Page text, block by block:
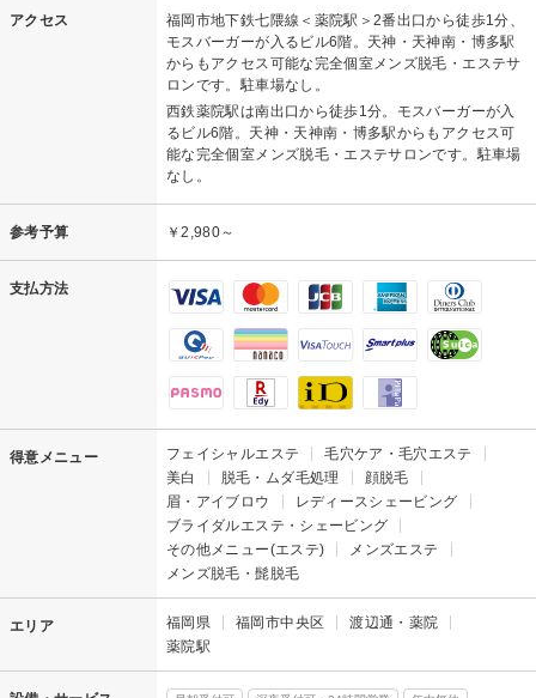
アクセス
福岡市地下鉄七隈線＜薬院駅＞2番出口から徒歩1分、
モスバーガーが入るビル6階。天神・天神南・博多駅
からもアクセス可能な完全個室メンズ脱毛・エステサ
ロンです。駐車場なし。
西鉄薬院駅は南出口から徒歩1分。モスバーガーが入
るビル6階。天神・天神南・博多駅からもアクセス可
能な完全個室メンズ脱毛・エステサロンです。駐車場
なし。
参考予算 ￥2,980～
支払方法
得意メニュー フェイシャルエステ
毛穴ケア・毛穴エステ
美白
脱毛・ムダ毛処理
顔脱毛
眉・アイブロウ
レディースシェービング
ブライダルエステ・シェービング
その他メニュー(エステ)
メンズエステ
メンズ脱毛・髭脱毛
エリア 福岡県 福岡市中央区
渡辺通・薬院
薬院駅